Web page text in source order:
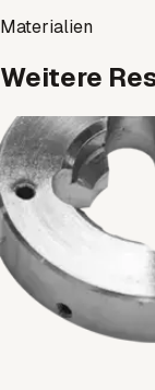
Materialien
Weitere